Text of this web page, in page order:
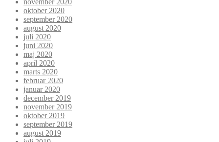
november 2020
oktober 2020
september 2020
august 2020
juli 2020
juni 2020
maj 2020
april 2020
marts 2020
februar 2020
januar 2020
december 2019
november 2019
oktober 2019
september 2019
august 2019